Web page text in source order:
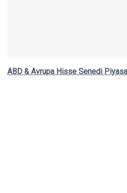
ABD & Avrupa Hisse Senedi